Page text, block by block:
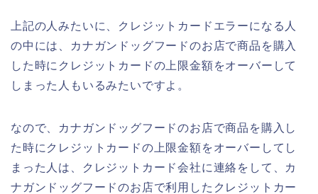
上記の人みたいに、クレジットカードエラーになる人
の中には、カナガンドッグフードのお店で商品を購入
した時にクレジットカードの上限金額をオーバーして
しまった人もいるみたいですよ。
なので、カナガンドッグフードのお店で商品を購入し
た時にクレジットカードの上限金額をオーバーしてし
まった人は、クレジットカード会社に連絡をして、カ
ナガンドッグフードのお店で利用したクレジットカー